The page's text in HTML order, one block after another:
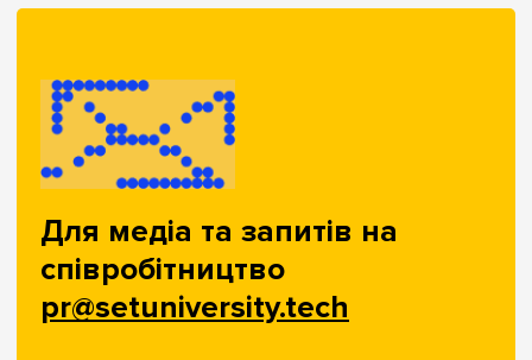
Для медіа та запитів на
співробітництво
pr@setuniversity.tech